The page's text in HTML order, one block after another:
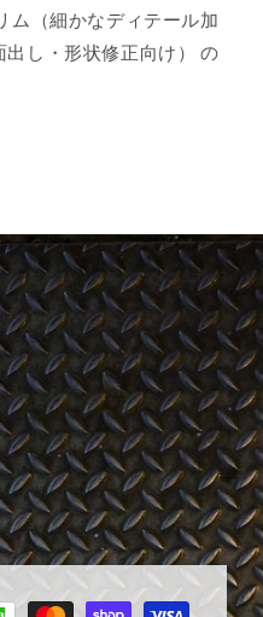
ム（細かなディテール加
し・形状修正向け） の